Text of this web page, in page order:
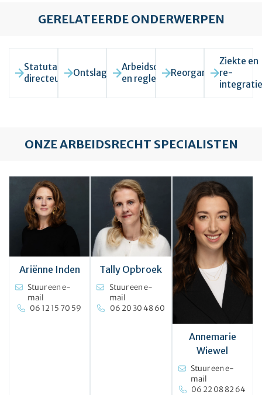
GERELATEERDE ONDERWERPEN
Statutair
directeur
Ontslagrecht
Arbeidsovereenkomst
en reglementen
Reorganisatie
Ziekte en
re-
ONZE ARBEIDSRECHT SPECIALISTEN
Ariënne Inden
Stuur een e-
mail
06 12 15 70 59
Tally Opbroek
Stuur een e-
mail
06 20 30 48 60
Annemarie
Wiewel
Stuur een e-
mail
06 22 08 82 64